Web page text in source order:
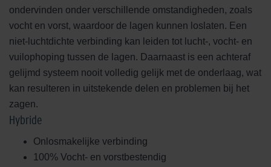
ondervinden onder verschillende omstandigheden, zoals
vocht en vorst, waardoor de lagen kunnen loslaten. Een
niet-luchtdichte verbinding kan leiden tot lucht-, vocht- en
vuilophoping tussen de lagen. Daarnaast is een achteraf
gelijmd systeem nooit volledig gelijk met de onderlaag, wat
kan resulteren in uitstekende delen en problemen bij het
zagen.
Hybride
Onlosmakelijke verbinding
100% Vocht- en vorstbestendig